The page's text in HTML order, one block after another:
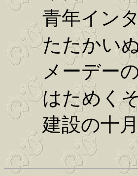
青年インタ
たたかいぬ
メーデーの
はためくそ
建設の十月